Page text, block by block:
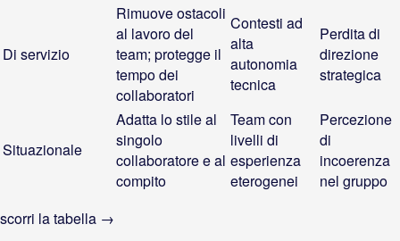
Di servizio
Rimuove ostacoli
al lavoro del
team; protegge il
tempo dei
collaboratori
Contesti ad
alta
autonomia
tecnica
Perdita di
direzione
strategica
Situazionale
Adatta lo stile al
singolo
collaboratore e al
compito
Team con
livelli di
esperienza
eterogenei
Percezione
di
incoerenza
nel gruppo
scorri la tabella →